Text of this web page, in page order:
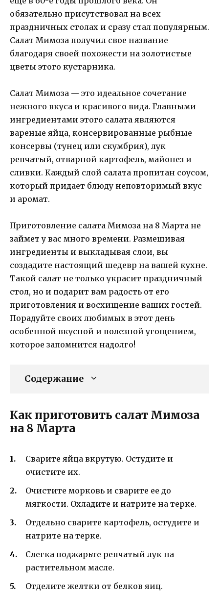
обязательно присутствовал на всех
праздничных столах и сразу стал популярным.
Салат Мимоза получил свое название
благодаря своей похожести на золотистые
цветы этого кустарника.
Салат Мимоза — это идеальное сочетание
нежного вкуса и красивого вида. Главными
ингредиентами этого салата являются
вареные яйца, консервированные рыбные
консервы (тунец или скумбрия), лук
репчатый, отварной картофель, майонез и
сливки. Каждый слой салата пропитан соусом,
который придает блюду неповторимый вкус
и аромат.
Приготовление салата Мимоза на 8 Марта не
займет у вас много времени. Размешивая
ингредиенты и выкладывая слои, вы
создадите настоящий шедевр на вашей кухне.
Такой салат не только украсит праздничный
стол, но и подарит вам радость от его
приготовления и восхищение ваших гостей.
Порадуйте своих любимых в этот день
особенной вкусной и полезной угощением,
которое запомнится надолго!
Содержание
Как приготовить салат Мимоза
на 8 Марта
Сварите яйца вкрутую. Остудите и
очистите их.
Очистите морковь и сварите ее до
мягкости. Охладите и натрите на терке.
Отдельно сварите картофель, остудите и
натрите на терке.
Слегка поджарьте репчатый лук на
растительном масле.
Отделите желтки от белков яиц.